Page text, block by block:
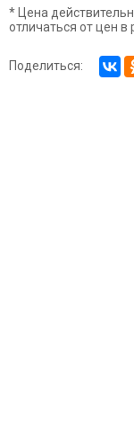
* Цена
отличаться от цен в
Поделиться: